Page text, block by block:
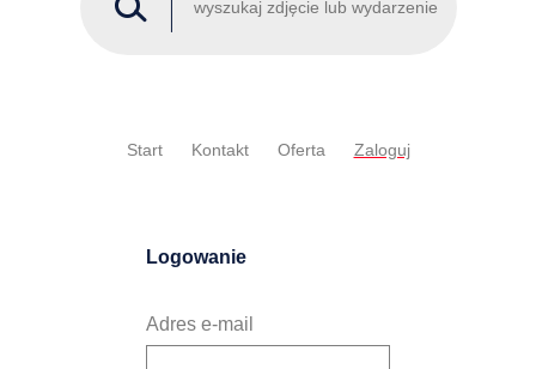
Start Kontakt Oferta Zaloguj
Logowanie
Adres e-mail